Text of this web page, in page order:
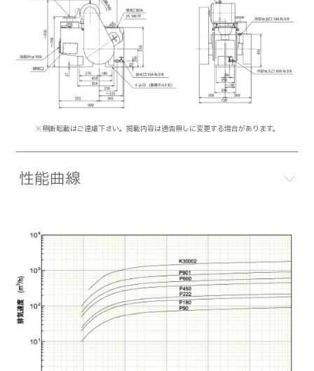
※無断転載はご遠慮下さい。掲載内容は通告無しに変更する場合があります。
性能曲線